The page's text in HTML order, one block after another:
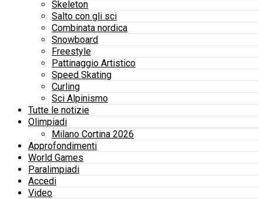
Skeleton
Salto con gli sci
Combinata nordica
Snowboard
Freestyle
Pattinaggio Artistico
Speed Skating
Curling
Sci Alpinismo
Tutte le notizie
Olimpiadi
Milano Cortina 2026
Approfondimenti
World Games
Paralimpiadi
Accedi
Video